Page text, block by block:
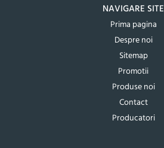
NAVIGARE SITE
Prima pagina
Despre noi
Sitemap
Promotii
Produse noi
Contact
Producatori